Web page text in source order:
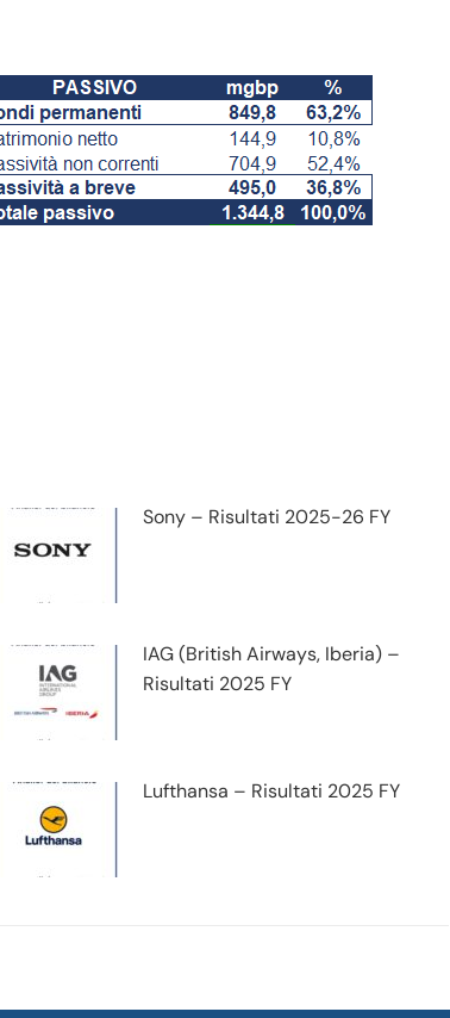
Sony – Risultati 2025-26 FY
IAG (British Airways, Iberia) –
Risultati 2025 FY
Lufthansa – Risultati 2025 FY